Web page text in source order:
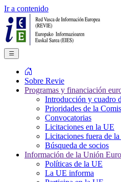
Ir a contenido
Sobre Revie
Programas y financiación
Introducción y cuadro
Prioridades de la
Convocatorias
Licitaciones en la UE
Licitaciones fuera de
Búsqueda de socios
Información de la Unión
Políticas de la UE
La UE informa